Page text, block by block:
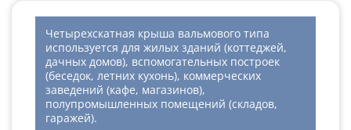
Четырехскатная крыша вальмового типа
используется для жилых зданий (коттеджей,
дачных домов), вспомогательных построек
(беседок, летних кухонь), коммерческих
заведений (кафе, магазинов),
полупромышленных помещений (складов,
гаражей).